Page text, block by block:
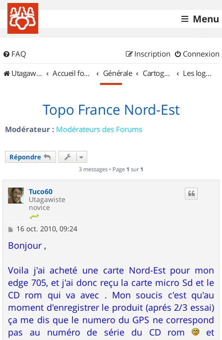
Menu
FAQ Connexion
Inscription
UtagawaVTT (Randos VTT et VTTAE avec traces GPS)
Accueil forum Générale Cartographie et GPS Les logiciels
Topo France Nord-Est
Modérateur : Modérateurs des Forums
Répondre
3 messages • Page 1 sur 1
Tuco60
Utagawiste
novice
M
s
s
g
e
16 oct. 2010, 09:24
Bonjour ,
Voila j'ai acheté une carte Nord-Est pour mon
edge 705, et j'ai donc reçu la carte micro Sd et le
CD rom qui va avec . Mon soucis c'est qu'au
moment d'enregistrer le produit (aprés 2/3 essai)
ça me dis que le numero du GPS ne correspond
pas au numéro de série du CD rom
et